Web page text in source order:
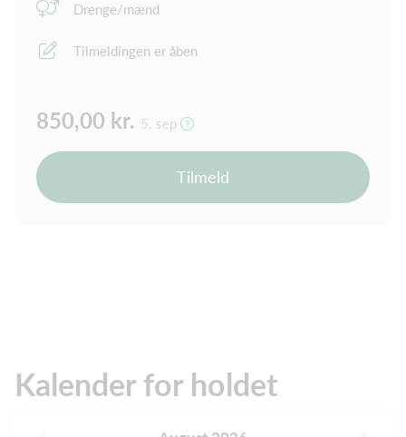
Drenge/mænd
Tilmeldingen er åben
850,00 kr. 5. sep
Tilmeld
Kalender for holdet